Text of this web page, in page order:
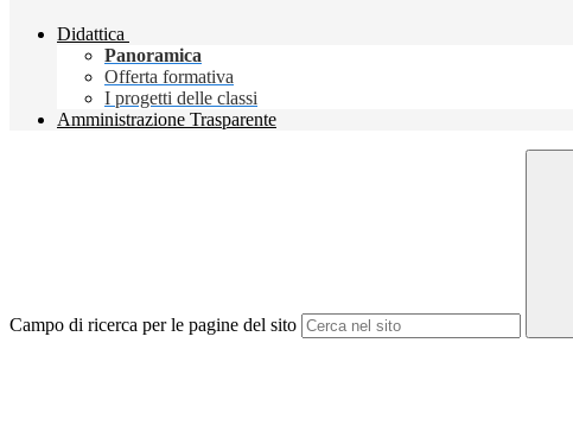
Didattica
Panoramica
Offerta formativa
I progetti delle classi
Amministrazione Trasparente
Campo di ricerca per le pagine del sito